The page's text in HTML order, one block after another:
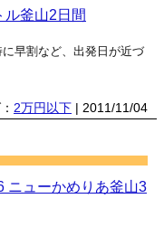
ル釜山2日間
早割など、出発日が近づ
2万円以下 | 2011/11/04
ニューかめりあ釜山3